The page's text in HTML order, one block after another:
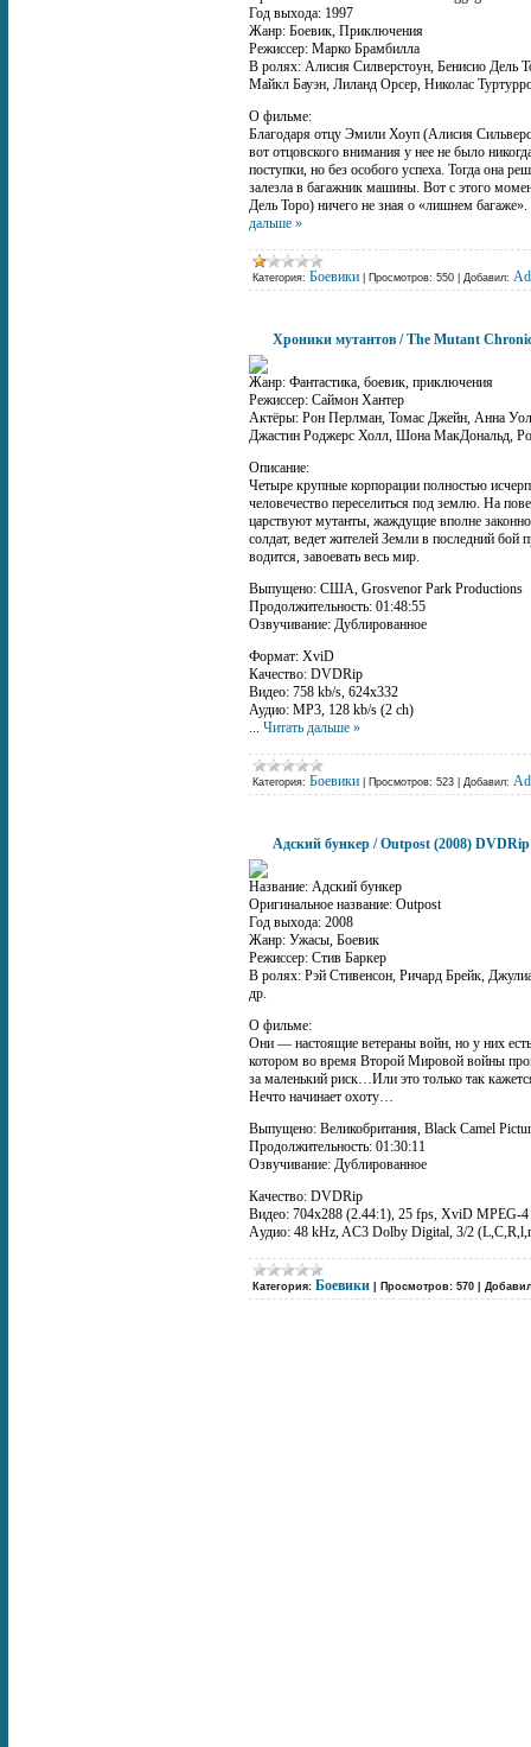
Год выхода: 1997
Жанр: Боевик, Приключения
Режиссер: Марко Брамбилла
В ролях: Алисия Силверстоун, Бенисио Дель
Майкл Бауэн, Лиланд Орсер, Николас
О фильме:
Благодаря отцу Эмили Хоуп (Алисия
вот отцовского внимания у нее не было
поступки, но без особого успеха. Тогда она
залезла в багажник машины. Вот с этого
Дель Торо) ничего не зная о «лишнем
дальше »
Категория: Боевики Просмотров: 550 Добавил:
Хроники мутантов / The Mutant
Жанр: Фантастика, боевик, приключения
Режиссер: Саймон Хантер
Актёры: Рон Перлман, Томас Джейн, Анна
Джастин Роджерс Холл, Шона МакДональд,
Описание:
Четыре крупные корпорации полностью
человечество переселиться под землю. На
царствуют мутанты, жаждущие вполне
солдат, ведет жителей Земли в последний
водится, завоевать весь мир.
Выпущено: США, Grosvenor Park Productions
Продолжительность: 01:48:55
Озвучивание: Дублированное
Формат: XviD
Качество: DVDRip
Видео: 758 kb/s, 624x332
Аудио: MP3, 128 kb/s (2 ch)
... Читать дальше »
Категория: Боевики Просмотров: 523 Добавил:
Адский бункер / Outpost (2008) DVDRip
Название: Адский бункер
Оригинальное название: Outpost
Год выхода: 2008
Жанр: Ужасы, Боевик
Режиссер: Стив Баркер
В ролях: Рэй Стивенсон, Ричард Брейк,
др.
О фильме:
Они — настоящие ветераны войн, но у них
котором во время Второй Мировой войны
за маленький риск…Или это только так
Нечто начинает охоту…
Выпущено: Великобритания, Black Camel
Продолжительность: 01:30:11
Озвучивание: Дублированное
Качество: DVDRip
Видео: 704x288 (2.44:1), 25 fps, XviD MPEG-
Aудио: 48 kHz, AC3 Dolby Digital, 3/2
Категория: Боевики Просмотров: 570